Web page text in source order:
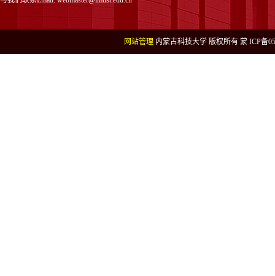
网站管理内蒙古科技大学 版权所有 蒙 ICP备